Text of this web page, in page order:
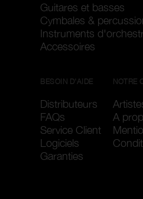
Guitares et basses
Cymbales &
Instruments
Accessoires
BESOIN D'AIDE
Distributeurs
FAQs
Service Client
Logiciels
Garanties
NOTRE
A